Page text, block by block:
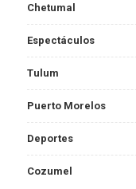
Chetumal
Espectáculos
Tulum
Puerto Morelos
Deportes
Cozumel